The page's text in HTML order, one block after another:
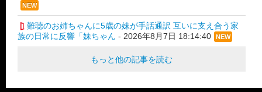
NEW
難聴のお姉ちゃんに5歳の妹が手話通訳 互いに支え合う家
族の日常に反響「妹ちゃん - 2026年8月7日 18:14:40 NEW
もっと他の記事を読む